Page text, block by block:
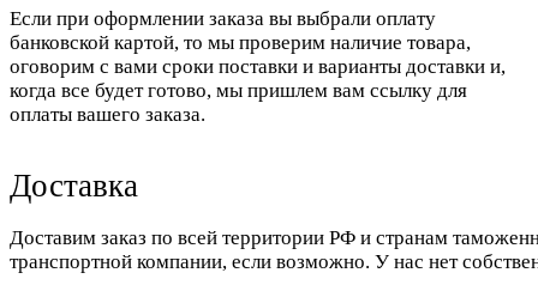
Если при оформлении заказа вы выбрали оплату
банковской картой, то мы проверим наличие товара,
оговорим с вами сроки поставки и варианты доставки и,
когда все будет готово, мы пришлем вам ссылку для
оплаты вашего заказа.
Доставка
Доставим заказ по всей территории РФ и странам
транспортной компании, если возможно. У нас нет